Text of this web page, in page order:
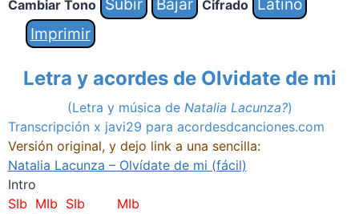
Cambiar Tono Cifrado
Imprimir
Letra y acordes de Olvidate de mi
(Letra y música de Natalia Lacunza?)
Transcripción x javi29 para acordesdcanciones.com
Versión original, y dejo link a una sencilla:
Natalia Lacunza – Olvídate de mi (fácil)
Intro
SIb MIb SIb MIb